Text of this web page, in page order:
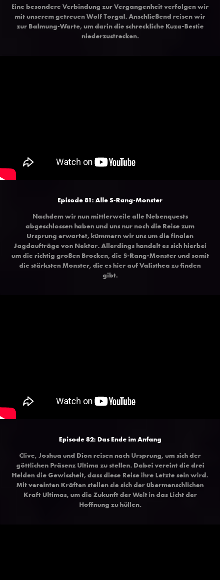
Eine besondere Verbindung zur Vergangenheit verfolgen wir
mit unserem getreuen Wolf Torgal. Anschließend reisen wir
zur Balmung-Warte, um darin die schreckliche Kuza-Bestie
niederzustrecken.
Episode 81:Alle S-Rang-Monster
Nachdem wir nun mittlerweile alle Nebenquests
abgeschlossen haben und uns nur noch die Reise zum
Ursprung erwartet, kümmern wir uns um die finalen
Jagdaufträge von Nektar. Allerdings handelt es sich hierbei
um die richtig großen Brocken, die S-Rang-Monster und somit
die stärksten Monster, die es hier auf Valisthea zu finden
gibt.
Episode 82: Das Ende im Anfang
Clive, Joshua und Dion reisen nach Ursprung, um sich der
göttlichen Präsenz Ultima zu stellen. Dabei vereint die drei
Helden die Gewissheit, dass diese Reise ihre Letzte sein wird.
Mit vereinten Kräften stellen sie sich der übermenschlichen
Kraft Ultimas, um die Zukunft der Welt in das Licht der
Hoffnung zu hüllen.